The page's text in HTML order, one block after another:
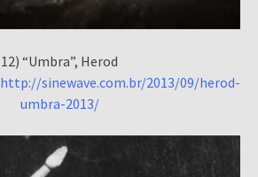
12) “Umbra”, Herod
http://sinewave.com.br/2013/09/herod-
umbra-2013/